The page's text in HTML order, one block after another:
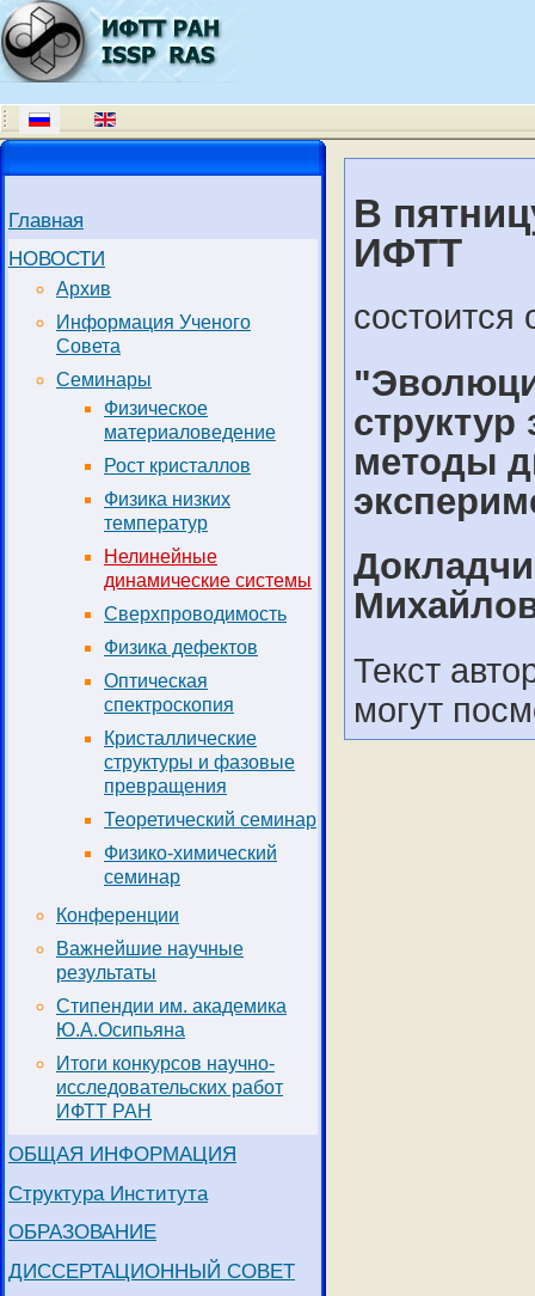
Главная
НОВОСТИ
Архив
Информация Ученого
Совета
Семинары
Физическое
материаловедение
Рост кристаллов
Физика низких
температур
Нелинейные
динамические системы
Сверхпроводимость
Физика дефектов
Оптическая
спектроскопия
Кристаллические
структуры и фазовые
превращения
Теоретический семинар
Физико-химический
семинар
Конференции
Важнейшие научные
результаты
Стипендии им. академика
Ю.А.Осипьяна
Итоги конкурсов научно-
исследовательских работ
ИФТТ РАН
ОБЩАЯ ИНФОРМАЦИЯ
Структура Института
ОБРАЗОВАНИЕ
ДИССЕРТАЦИОННЫЙ СОВЕТ
В
ИФТТ
состоится
методы
Текст
могут